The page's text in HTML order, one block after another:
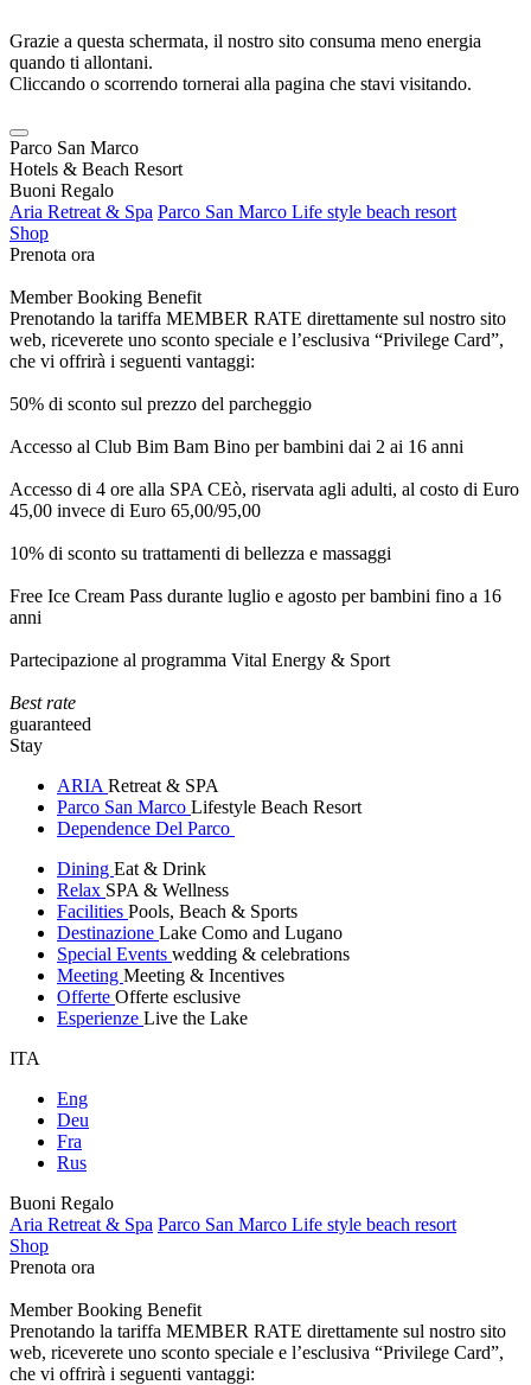
Grazie a questa schermata, il nostro sito consuma meno energia
quando ti allontani.
Cliccando o scorrendo tornerai alla pagina che stavi visitando.
Parco San Marco
Hotels & Beach Resort
Buoni Regalo
Aria Retreat & Spa Parco San Marco Life style beach resort
Shop
Prenota ora
Member Booking Benefit
Prenotando la tariffa MEMBER RATE direttamente sul nostro sito
web, riceverete uno sconto speciale e l’esclusiva “Privilege Card”,
che vi offrirà i seguenti vantaggi:
50% di sconto sul prezzo del parcheggio
Accesso al Club Bim Bam Bino per bambini dai 2 ai 16 anni
Accesso di 4 ore alla SPA CEò, riservata agli adulti, al costo di Euro
45,00 invece di Euro 65,00/95,00
10% di sconto su trattamenti di bellezza e massaggi
Free Ice Cream Pass durante luglio e agosto per bambini fino a 16
anni
Partecipazione al programma Vital Energy & Sport
Best rate
guaranteed
Stay
ARIA Retreat & SPA
Parco San Marco Lifestyle Beach Resort
Dependence Del Parco
Dining Eat & Drink
Relax SPA & Wellness
Facilities Pools, Beach & Sports
Destinazione Lake Como and Lugano
Special Events wedding & celebrations
Meeting Meeting & Incentives
Offerte Offerte esclusive
Esperienze Live the Lake
ITA
Eng
Deu
Fra
Rus
Buoni Regalo
Aria Retreat & Spa Parco San Marco Life style beach resort
Shop
Prenota ora
Member Booking Benefit
Prenotando la tariffa MEMBER RATE direttamente sul nostro sito
web, riceverete uno sconto speciale e l’esclusiva “Privilege Card”,
che vi offrirà i seguenti vantaggi: